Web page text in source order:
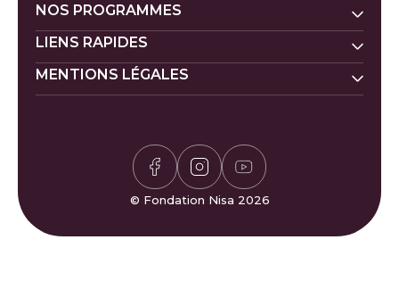
NOS PROGRAMMES
Nisa Homes
Nisa Ligne d'écoute
LIENS RAPIDES
Faire un don
Calculateur de Zakat
Horaires de prière
Prénoms de bébé
Bénévolat
Félicitations et plaintes
FAQ
MENTIONS LÉGALES
Politique des donateurs
© Fondation Nisa 2026